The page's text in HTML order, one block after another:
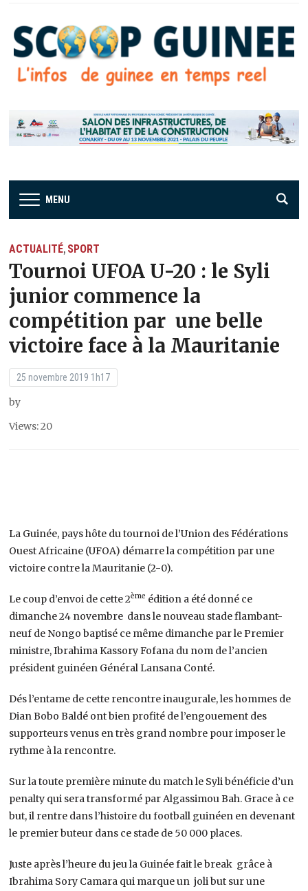
MENU
ACTUALITÉ, SPORT
Tournoi UFOA U-20 : le Syli
junior commence la
compétition par une belle
victoire face à la Mauritanie
25 novembre 2019 1h17
by
Views: 20
La Guinée, pays hôte du tournoi de l’Union des Fédérations
Ouest Africaine (UFOA) démarre la compétition par une
victoire contre la Mauritanie (2-0).
Le coup d’envoi de cette 2ème édition a été donné ce
dimanche 24 novembre dans le nouveau stade flambant-
neuf de Nongo baptisé ce même dimanche par le Premier
ministre, Ibrahima Kassory Fofana du nom de l’ancien
président guinéen Général Lansana Conté.
Dés l’entame de cette rencontre inaugurale, les hommes de
Dian Bobo Baldé ont bien profité de l’engouement des
supporteurs venus en très grand nombre pour imposer le
rythme à la rencontre.
Sur la toute première minute du match le Syli bénéficie d’un
penalty qui sera transformé par Algassimou Bah. Grace à ce
but, il rentre dans l’histoire du football guinéen en devenant
le premier buteur dans ce stade de 50 000 places.
Juste après l’heure du jeu la Guinée fait le break grâce à
Ibrahima Sory Camara qui marque un joli but sur une